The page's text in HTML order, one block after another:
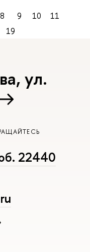
8 9 10
11
19
ул.
22440